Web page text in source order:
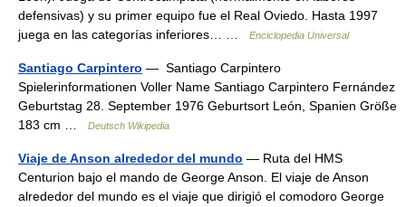
defensivas) y su primer equipo fue el Real Oviedo. Hasta 1997
juega en las categorías inferiores… …
Enciclopedia Universal
Santiago Carpintero — Santiago Carpintero
Spielerinformationen Voller Name Santiago Carpintero Fernández
Geburtstag 28. September 1976 Geburtsort León, Spanien Größe
183 cm …
Deutsch Wikipedia
Viaje de Anson alrededor del mundo — Ruta del HMS
Centurion bajo el mando de George Anson. El viaje de Anson
alrededor del mundo es el viaje que dirigió el comodoro George